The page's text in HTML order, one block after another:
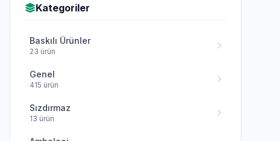
Honaz
Sarayköy
Serinhisar
Tavas
Kategoriler
Baskılı Ürünler
23 ürün
Genel
415 ürün
Sızdırmaz
13 ürün